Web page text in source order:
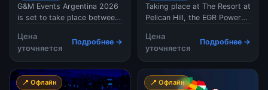
G&M Events Argentina 2026
is set to take place between
Pullman Rosario Hotel for its
fifth edition, bringing
together top operators,
regulators, and industry
experts. The event is
Цена
уточняется
Подробнее →
Taking place at The Resort at
Pelican Hill, the EGR Power
bringing together senior
executives, affiliates,
regulators, and industry
leaders from across the
North American iGaming
Цена
уточняется
Подробнее →
📍 Офлайн 📍 Офлайн